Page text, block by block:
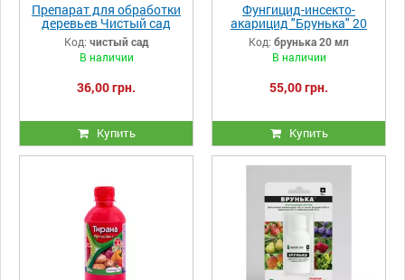
Препарат для обработки
деревьев Чистый сад
Nitro двойной удар 300
мл
Код: чистый сад
В наличии
36,00 грн.
Купить
Фунгицид-инсекто-
акарицид "Брунька" 20
мл
Код: брунька 20 мл
В наличии
55,00 грн.
Купить